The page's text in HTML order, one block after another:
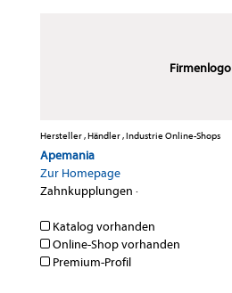
Firmenlogo
Hersteller , Händler , Industrie Online-Shops
Apemania
Zur Homepage
Zahnkupplungen ·
Katalog vorhanden
Online-Shop vorhanden
Premium-Profil